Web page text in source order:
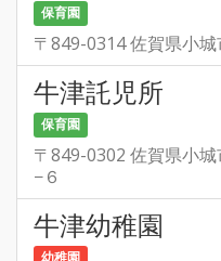
保育園
〒849-0314 佐賀県小
牛津託児所
保育園
〒849-0302 佐賀県小
−６
牛津幼稚園